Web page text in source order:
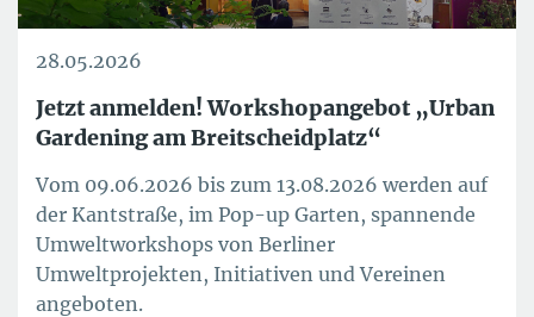
28.05.2026
Jetzt anmelden! Workshopangebot „Urban
Gardening am Breitscheidplatz“
Vom 09.06.2026 bis zum 13.08.2026 werden auf
der Kantstraße, im Pop-up Garten, spannende
Umweltworkshops von Berliner
Umweltprojekten, Initiativen und Vereinen
angeboten.